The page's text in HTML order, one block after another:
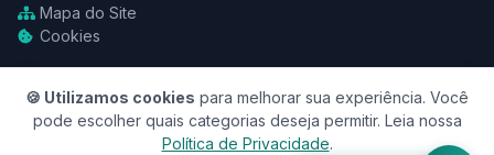
Mapa do Site
Cookies
© 2026 RedeCasas. Todos os direitos reservados.
🍪 Utilizamos cookies para melhorar sua experiência. Você
pode escolher quais categorias deseja permitir. Leia nossa
Política de Privacidade.